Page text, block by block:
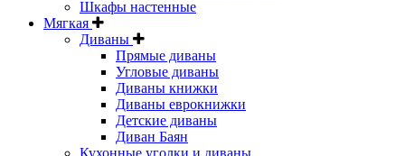
Шкафы настенные
Мягкая
Диваны
Прямые диваны
Угловые диваны
Диваны книжки
Диваны еврокнижки
Детские диваны
Диван Баян